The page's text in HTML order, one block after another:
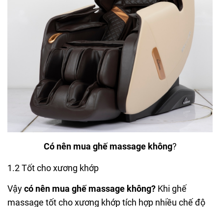
Có nên mua ghế massage không?
1.2 Tốt cho xương khớp
Vậycó nên mua ghế massage không? Khi ghế
massage tốt cho xương khớp tích hợp nhiều chế độ